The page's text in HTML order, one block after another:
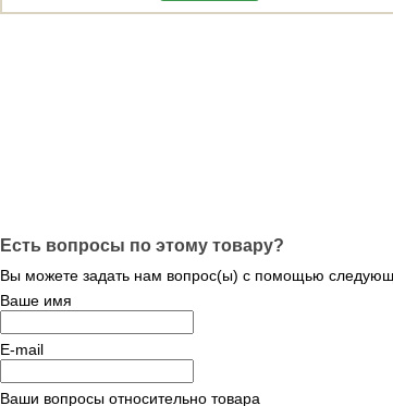
Есть вопросы по этому товару?
Вы можете задать нам вопрос(ы) с помощью
Ваше имя
E-mail
Ваши вопросы относительно товара